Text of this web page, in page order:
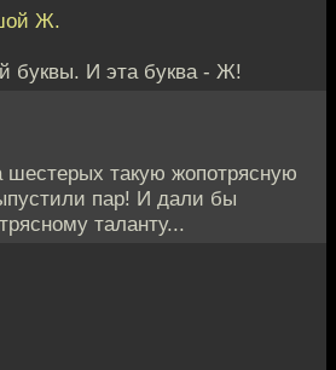
Ж.
буквы. И эта буква - Ж!
такую жопотрясную
пар! И дали бы
таланту...